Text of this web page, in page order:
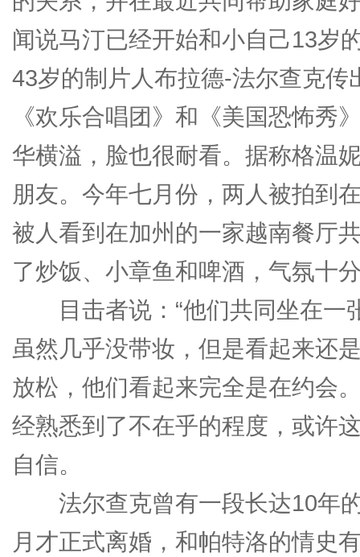
闻说马汀已经开始和小自己13岁
43岁的制片人布拉德-法尔查克
《欢乐合唱团》和《美国恐怖秀
华横溢，脸也很耐看。据称格温
朋友。今年七月份，两人被拍到
被人看到在加州的一家越南餐厅
了炒饭、小章鱼和啤酒，气氛十
目击者说：“他们共同坐在一
虽然几乎没带妆，但是看起来还
放松，他们看起来完全是在约会
经熟悉到了不在乎的程度，或许
自信。
法尔查克曾有一段长达10年的
月才正式离婚，和帕特洛的情史